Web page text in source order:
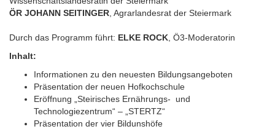
ÖR JOHANN SEITINGER, Agrarlandesrat der Steiermark
Durch das Programm führt: ELKE ROCK, Ö3-Moderatorin
Inhalt:
Informationen zu den neuesten Bildungsangeboten
Präsentation der neuen Hofkochschule
Eröffnung „Steirisches Ernährungs- und
Technologiezentrum“ – „STERTZ“
Präsentation der vier Bildunshöfe